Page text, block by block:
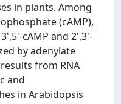
in plants. Among
(cAMP),
cAMP and 2',3'-
by adenylate
from RNA
and
in Arabidopsis